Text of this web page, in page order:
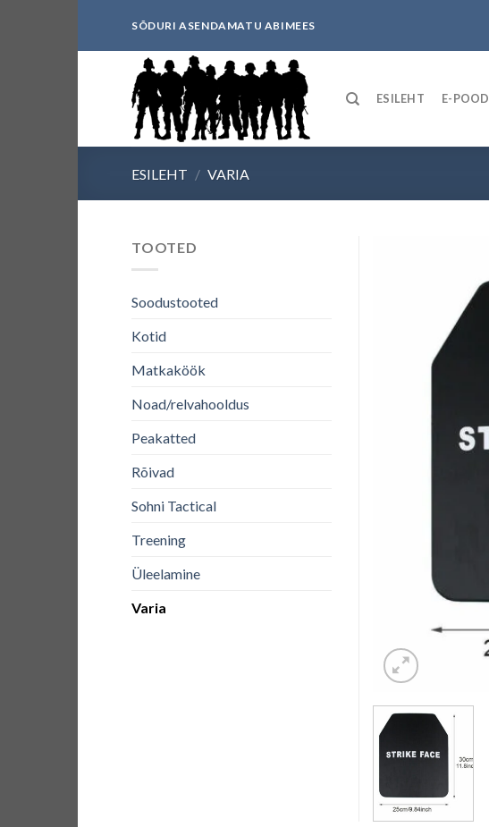
content
SÕDURI ASENDAMATU ABIMEES
ESILEHT E-POOD
ESILEHT / VARIA
TOOTED
Soodustooted
Kotid
Matkaköök
Noad/relvahooldus
Peakatted
Rõivad
Sohni Tactical
Treening
Üleelamine
Varia